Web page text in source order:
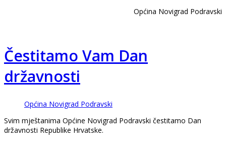
Općina Novigrad Podravski
Čestitamo Vam Dan
državnosti
Općina Novigrad Podravski
Svim mještanima Općine Novigrad Podravski čestitamo Dan
državnosti Republike Hrvatske.